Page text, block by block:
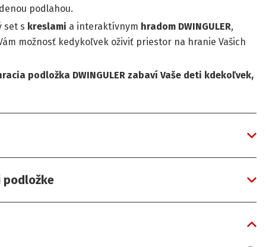
podlahou.
s kreslami a interaktívnym hradom DWINGULER,
možnosť kedykoľvek oživiť priestor na hranie Vašich
podložka DWINGULER zabaví Vaše deti kdekoľvek,
podložke